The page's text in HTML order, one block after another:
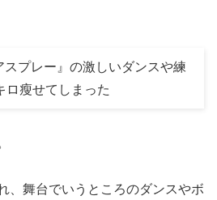
スプレー』の激しいダンスや練
ロ瘦せてしまった
、舞台でいうところのダンスやボ